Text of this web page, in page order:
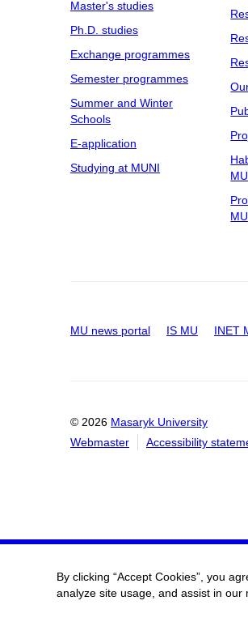
Master's studies
Ph.D. studies
Exchange programmes
Semester programmes
Summer and Winter
Schools
E-application
Studying at MUNI
MU
MU
MU news portal IS MU INET
© 2026 Masaryk University
Webmaster
Accessibility
By clicking “Accept Cookies”, you
analyze site usage, and assist in our